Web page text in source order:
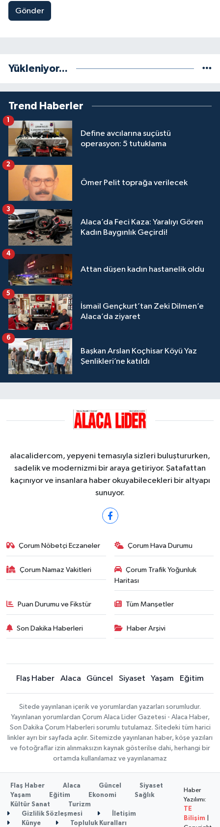
Gönder
Yükleniyor...
Trend Haberler
Define avcılarına suçüstü
operasyon: 5 tutuklama
Ömer Pelit toprağa verilecek
2
Alaca’da Feci Kaza: Yaralıyı Gören
Kadın Baygınlık Geçirdi!
3
Attan düşen kadın hastanelik oldu
4
İsmail Gençkurt’tan Zeki Dilmen’e
Alaca’da ziyaret
5
Başkan Arslan Koçhisar Köyü Yaz
Şenlikleri’ne katıldı
6
alacalidercom, yepyeni temasıyla sizleri buluştururken,
sadelik ve modernizmi bir araya getiriyor. Şatafattan
kaçınıyor ve insanlara haber okuyabilecekleri bir altyapı
sunuyor.
Çorum Nöbetçi Eczaneler Çorum Hava Durumu
Çorum Namaz Vakitleri
Çorum Trafik Yoğunluk
Haritası
Puan Durumu ve Fikstür Tüm Manşetler
Son Dakika Haberleri Haber Arşivi
Flaş Haber Alaca Güncel Siyaset Yaşam Eğitim
Sitede yayınlanan içerik ve yorumlardan yazarları sorumludur.
Yayınlanan yorumlardan Çorum Alaca Lider Gazetesi - Alaca Haber,
Son Dakika Çorum Haberleri sorumlu tutulamaz. Sitedeki tüm harici
linkler ayrı bir sayfada açılır. Sitemizde yayınlanan haber, köşe yazıları
ve fotoğraflar izin alınmaksızın kaynak gösterilse dahi, herhangi bir
ortamda kullanılamaz ve yayınlanamaz
Flaş Haber Alaca Güncel
Siyaset
Yaşam
Eğitim Ekonomi
Sağlık
Kültür Sanat
Turizm
Gizlilik Sözleşmesi
İletişim
Künye
Topluluk Kuralları
Haber
Yazılımı:
TE
Bilişim